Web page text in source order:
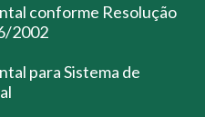
conforme Resolução
2002
para Sistema de